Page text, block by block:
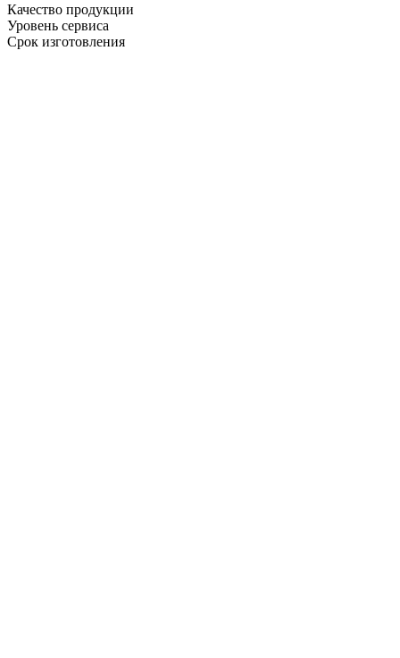
Качество продукции
Уровень сервиса
Срок изготовления